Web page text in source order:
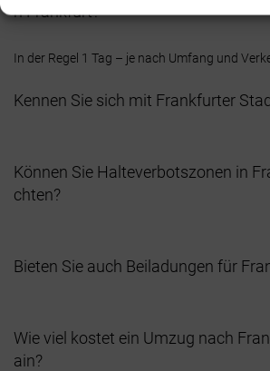
h Frankfurt?
In der Regel 1 Tag – je nach Umfang und
Kennen Sie sich mit Frankfurter
Westend oder außerhalb.
Können Sie Halteverbotszonen in
chten?
Behörden.
Bieten Sie auch Beiladungen für
kostengünstig und umweltschonend.
Wie viel kostet ein Umzug nach
ain?